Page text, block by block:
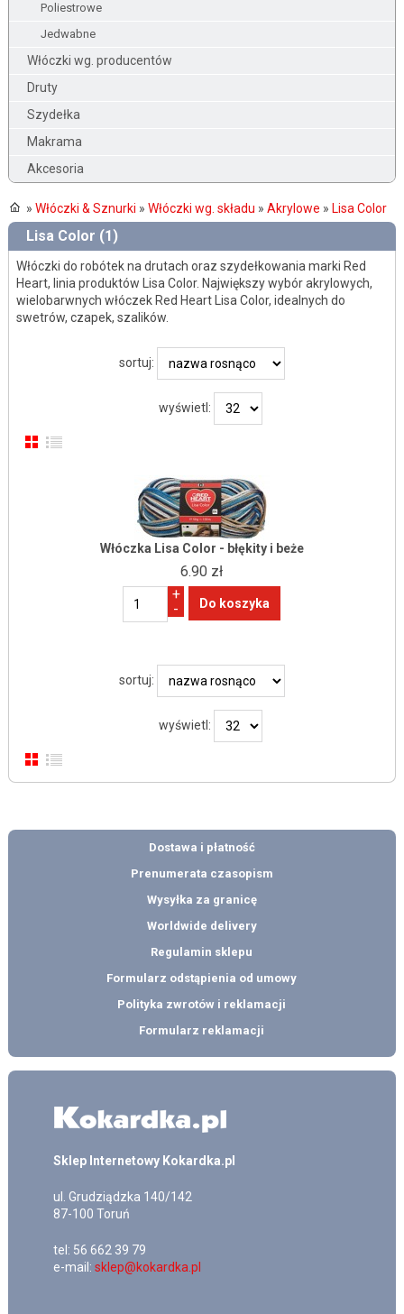
Poliestrowe
Jedwabne
Włóczki wg. producentów
Druty
Szydełka
Makrama
Akcesoria
» Włóczki & Sznurki » Włóczki wg. składu » Akrylowe » Lisa Color
Lisa Color (1)
Włóczki do robótek na drutach oraz szydełkowania marki Red
Heart, linia produktów Lisa Color. Największy wybór akrylowych,
wielobarwnych włóczek Red Heart Lisa Color, idealnych do
swetrów, czapek, szalików.
sortuj:
wyświetl:
Włóczka Lisa Color - błękity i beże
6.90 zł
+
-
sortuj:
wyświetl:
Dostawa i płatność
Prenumerata czasopism
Wysyłka za granicę
Worldwide delivery
Regulamin sklepu
Formularz odstąpienia od umowy
Polityka zwrotów i reklamacji
Formularz reklamacji
Sklep Internetowy Kokardka.pl
ul. Grudziądzka 140/142
87-100 Toruń
tel: 56 662 39 79
e-mail: sklep@kokardka.pl